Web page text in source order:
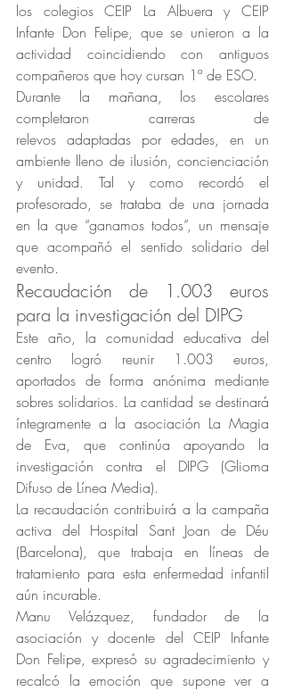
los colegios CEIP La Albuera y CEIP
Infante Don Felipe, que se unieron a la
actividad coincidiendo con antiguos
compañeros que hoy cursan 1º de ESO.
Durante la mañana, los escolares
completaron carreras de
relevos adaptadas por edades, en un
ambiente lleno de ilusión, concienciación
y unidad. Tal y como recordó el
profesorado, se trataba de una jornada
en la que “ganamos todos”, un mensaje
que acompañó el sentido solidario del
evento.
Recaudación de 1.003 euros
para la investigación del DIPG
Este año, la comunidad educativa del
centro logró reunir 1.003 euros,
aportados de forma anónima mediante
sobres solidarios. La cantidad se destinará
íntegramente a la asociación La Magia
de Eva, que continúa apoyando la
investigación contra el DIPG (Glioma
Difuso de Línea Media).
La recaudación contribuirá a la campaña
activa del Hospital Sant Joan de Déu
(Barcelona), que trabaja en líneas de
tratamiento para esta enfermedad infantil
aún incurable.
Manu Velázquez, fundador de la
asociación y docente del CEIP Infante
Don Felipe, expresó su agradecimiento y
recalcó la emoción que supone ver a